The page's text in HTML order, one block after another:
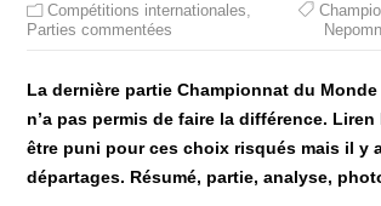
Compétitions internationales,
Parties commentées
La dernière partie Championnat du Monde
n’a pas permis de faire la différence.
être puni pour ces choix risqués mais il y
départages. Résumé, partie, analyse,